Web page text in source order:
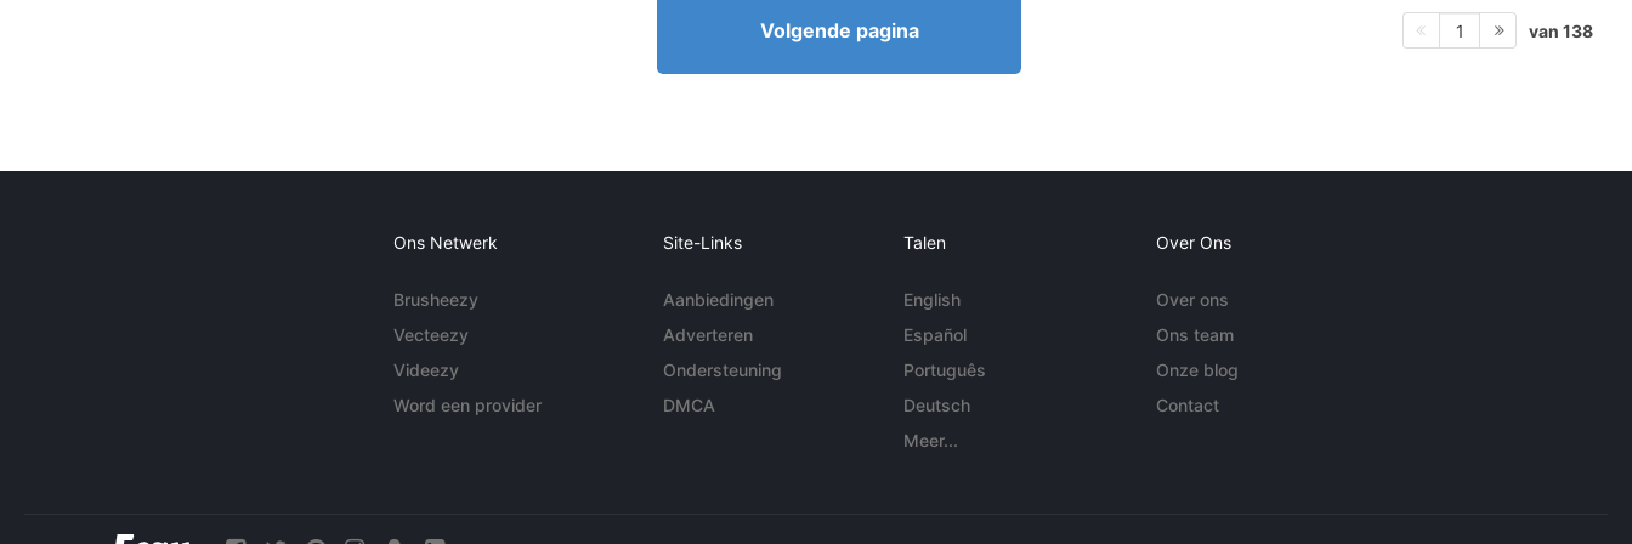
Volgende pagina 1 van 138
Ons Netwerk
Brusheezy
Vecteezy
Videezy
Word een provider
Site-Links
Aanbiedingen
Adverteren
Ondersteuning
DMCA
Talen
English
Español
Português
Deutsch
Meer...
Over Ons
Over ons
Ons team
Onze blog
Contact